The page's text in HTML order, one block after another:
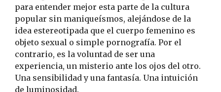
para entender mejor esta parte de la cultura
popular sin maniqueísmos, alejándose de la
idea estereotipada que el cuerpo femenino es
objeto sexual o simple pornografía. Por el
contrario, es la voluntad de ser una
experiencia, un misterio ante los ojos del otro.
Una sensibilidad y una fantasía. Una intuición
de luminosidad.